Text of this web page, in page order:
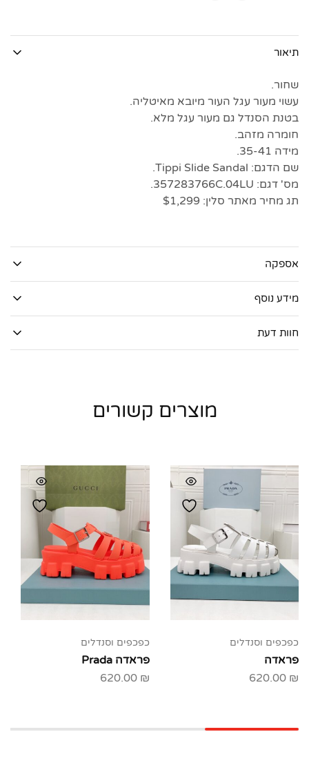
תיאור
שחור.
עשוי מעור עגל העור מיובא מאיטליה.
בטנת הסנדל גם מעור עגל מלא.
חומרה מזהב.
מידה 35-41.
שם הדגם: Tippi Slide Sandal.
מס' דגם: 357283766C.04LU.
תג מחיר מאתר סלין: $1,299
אספקה
מידע נוסף
חוות דעת
מוצרים קשורים
כפכפים וסנדלים
פראדה
620.00 ₪
כפכפים וסנדלים
פראדה Prada
620.00 ₪